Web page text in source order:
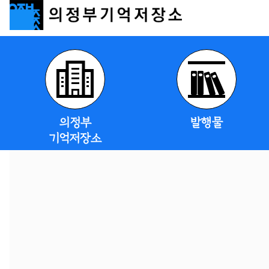
의정부
기억저장소
발행물